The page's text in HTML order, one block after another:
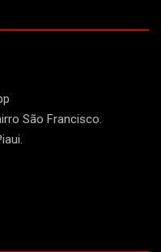
São Francisco.